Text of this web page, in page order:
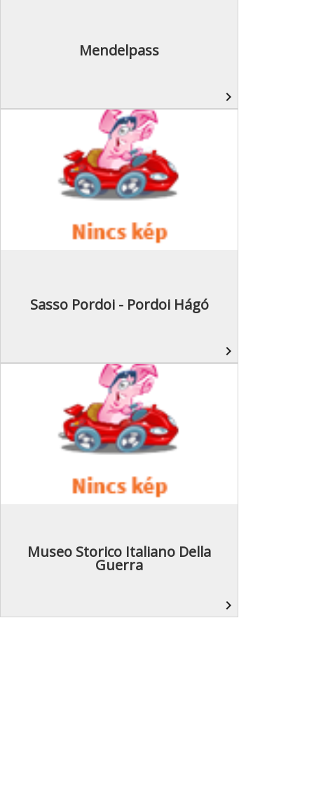
Mendelpass
navigate_next
Sasso Pordoi - Pordoi Hágó
navigate_next
Museo Storico Italiano Della
Guerra
navigate_next